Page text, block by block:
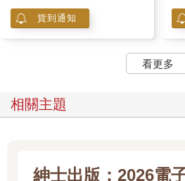
貨到通知
看更多
相關主題
紳士出版：2026電